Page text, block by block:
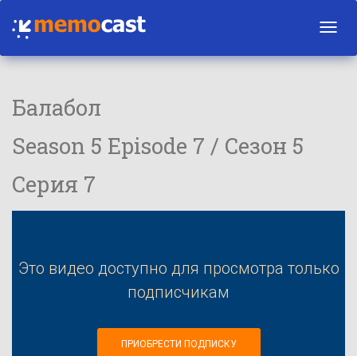
Балабол
Season 5 Episode 7 / Сезон 5
Серия 7
Это видео доступно для просмотра только
подписчикам
ПРИОБРЕСТИ ПОДПИСКУ